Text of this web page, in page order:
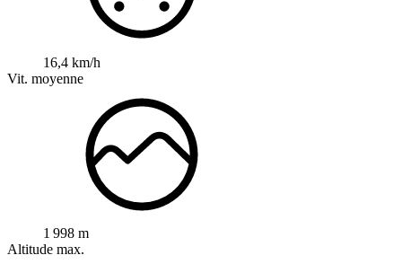
16,4 km/h
Vit. moyenne
1 998 m
Altitude max.